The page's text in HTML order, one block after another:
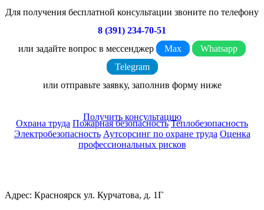
Для получения бесплатной консультации звоните по телефону
8 (391) 234-70-51
или задайте вопрос в мессенджер
Max
Whatsapp
Telegram
или отправьте заявку, заполнив форму ниже
Получить консультацию
Охрана труда Пожарная безопасность Теплобезопасность
Электробезопасность Аутсорсинг по охране труда Оценка
профессиональных рисков
Адрес: Красноярск ул. Курчатова, д. 1Г